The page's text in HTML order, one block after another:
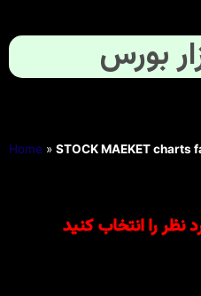
بورس
Home » STOCK MAEKET charts
نظر را انتخاب کنید